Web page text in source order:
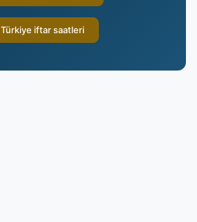
Türkiye iftar saatleri